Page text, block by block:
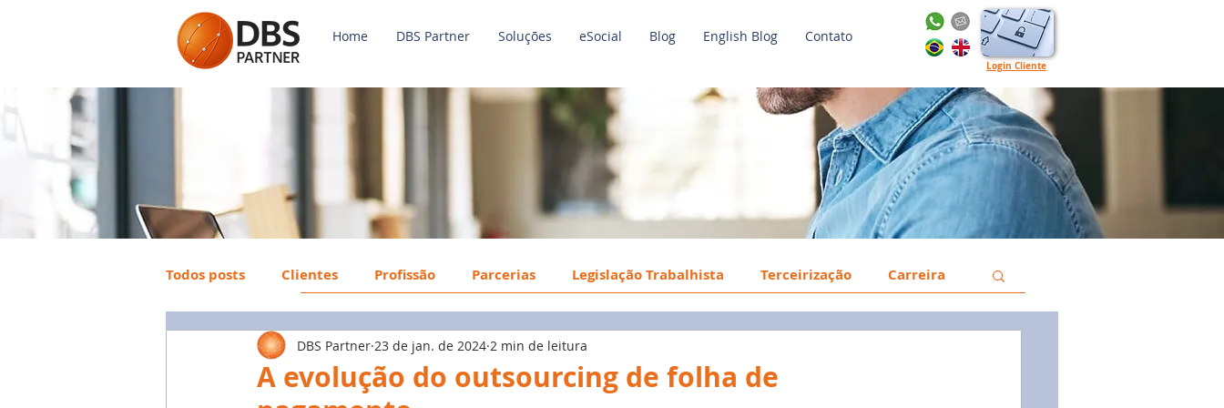
Home DBS Partner Soluções eSocial Blog English Blog Contato
Login Cliente
Todos posts Clientes Profissão Parcerias Legislação Trabalhista Terceirização Carreira
FGTS Mercado de Trabalho Economia
A evolução do outsourcing de folha de
DBS Partner 23 de jan. de 2024 2 min de leitura